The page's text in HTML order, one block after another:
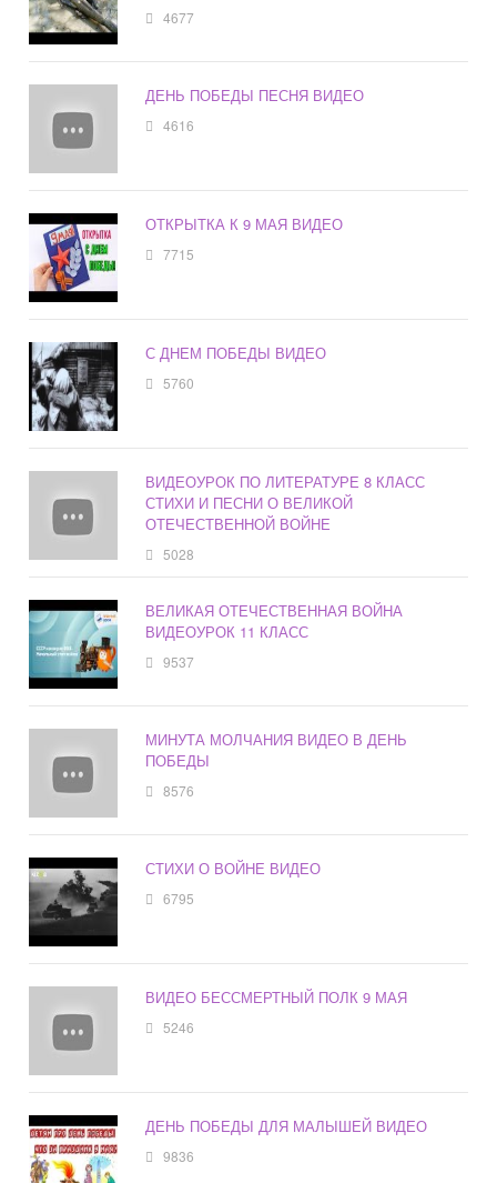
4677
ДЕНЬ ПОБЕДЫ ПЕСНЯ ВИДЕО
4616
ОТКРЫТКА К 9 МАЯ ВИДЕО
7715
С ДНЕМ ПОБЕДЫ ВИДЕО
5760
ВИДЕОУРОК ПО ЛИТЕРАТУРЕ 8 КЛАСС
СТИХИ И ПЕСНИ О ВЕЛИКОЙ
ОТЕЧЕСТВЕННОЙ ВОЙНЕ
5028
ВЕЛИКАЯ ОТЕЧЕСТВЕННАЯ ВОЙНА
ВИДЕОУРОК 11 КЛАСС
9537
МИНУТА МОЛЧАНИЯ ВИДЕО В ДЕНЬ
ПОБЕДЫ
8576
СТИХИ О ВОЙНЕ ВИДЕО
6795
ВИДЕО БЕССМЕРТНЫЙ ПОЛК 9 МАЯ
5246
ДЕНЬ ПОБЕДЫ ДЛЯ МАЛЫШЕЙ ВИДЕО
9836